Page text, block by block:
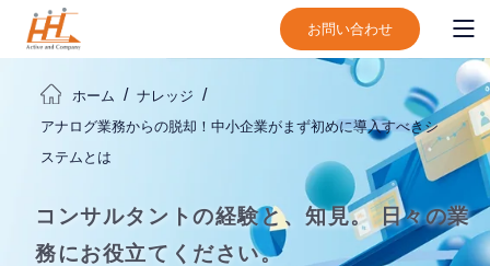
お問い合わせ
ホーム
ナレッジ
アナログ業務からの脱却！中小企業がまず初めに導入すべきシ
ステムとは
コンサルタントの経験と、知見。日々の業
務にお役立てください。